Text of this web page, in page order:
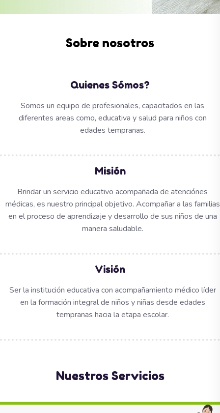
Sobre nosotros
Quienes Sómos?
Somos un equipo de profesionales, capacitados en las
diferentes areas como, educativa y salud para niños con
edades tempranas.
Misión
Brindar un servicio educativo acompañada de atenciónes
médicas, es nuestro principal objetivo. Acompañar a las familias
en el proceso de aprendizaje y desarrollo de sus niños de una
manera saludable.
Visión
Ser la institución educativa con acompañamiento médico líder
en la formación integral de niños y niñas desde edades
tempranas hacia la etapa escolar.
Nuestros Servicios